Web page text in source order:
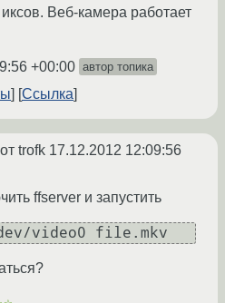
Веб-камера работает
+00:00 автор топика
Ссылка
от trofk 17.12.2012 12:09:56
ffserver и запустить